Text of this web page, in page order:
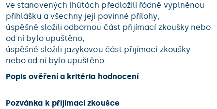
ve stanovených lhůtách předložili řádně vyplněnou
přihlášku a všechny její povinné přílohy,
úspěšně složili odbornou část přijímací zkoušky nebo
od ní bylo upuštěno,
úspěšně složili jazykovou část přijímací zkoušky
nebo od ní bylo upuštěno.
Popis ověření a kritéria hodnocení
Pozvánka k přijímací zkoušce